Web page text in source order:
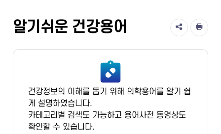
알기쉬운 건강용어
건강정보의 이해를 돕기 위해 의학용어를 알기 쉽
게 설명하였습니다.
카테고리별 검색도 가능하고 용어사전 동영상도
확인할 수 있습니다.